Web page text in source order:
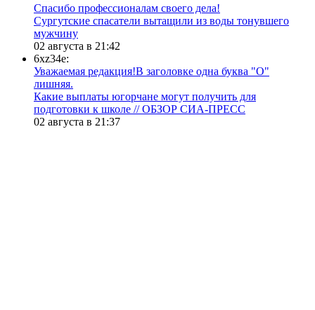
Спасибо профессионалам своего дела!
Сургутские спасатели вытащили из воды тонувшего
мужчину
02 августа в 21:42
6xz34e:
Уважаемая редакция!В заголовке одна буква "О"
лишняя.
Какие выплаты югорчане могут получить для
подготовки к школе // ОБЗОР СИА-ПРЕСС
02 августа в 21:37